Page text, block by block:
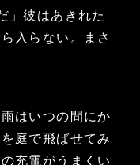
」彼はあきれた
入らない。まさ
はいつの間にか
庭で飛ばせてみ
充電がうまくい